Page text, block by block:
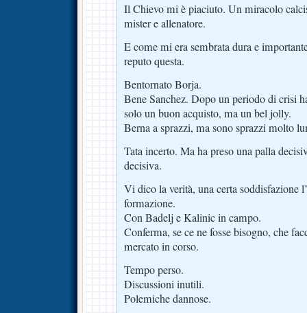
Il Chievo mi è piaciuto. Un miracolo
mister e allenatore.
E come mi era sembrata dura e
reputo questa.
Bentornato Borja.
Bene Sanchez. Dopo un periodo di crisi
solo un buon acquisto, ma un bel jolly.
Berna a sprazzi, ma sono sprazzi molto
Tata incerto. Ma ha preso una palla
decisiva.
Vi dico la verità, una certa soddisfazione
formazione.
Con Badelj e Kalinic in campo.
Conferma, se ce ne fosse bisogno, che
mercato in corso.
Tempo perso.
Discussioni inutili.
Polemiche dannose.